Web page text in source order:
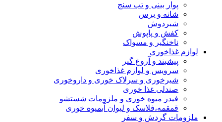
پوار بینی و تب سنج
شانه و برس
شیردوش
کفش و پاپوش
ناخنگیر و مسواک
لوازم غذاخوری
پیشبند و آروغ گیر
سرویس و لوازم غذاخوری
شیرخوری و سرلاک خوری و داروخوری
صندلی غذا خوری
فیدر میوه خوری و ملزومات شستشو
قمقمه،فلاسک و لیوان آبمیوه خوری
ملزومات گردش و سفر